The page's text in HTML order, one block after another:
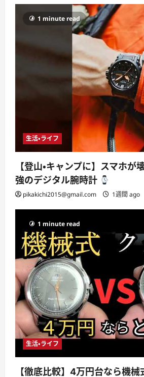
1 minute read
生活・ライフ
【登山・キャンプに】スマホが
強のデジタル腕時計
pikakichi2015@gmail.com 1週間 ago
1 minute read
生活・ライフ
【徹底比較】4万円台なら機械